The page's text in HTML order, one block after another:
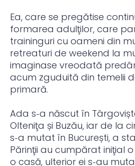
Ea, care se pregătise
formarea adulţilor, care
traininguri cu oameni din
retreaturi de weekend la
imaginase vreodată
acum zguduită din temelii
primară.
Ada s‑a născut în
Olteniţa și Buzău, iar de la
s‑a mutat în București, a
Părinţii au cumpărat iniţial
o casă, ulterior ei s‑au